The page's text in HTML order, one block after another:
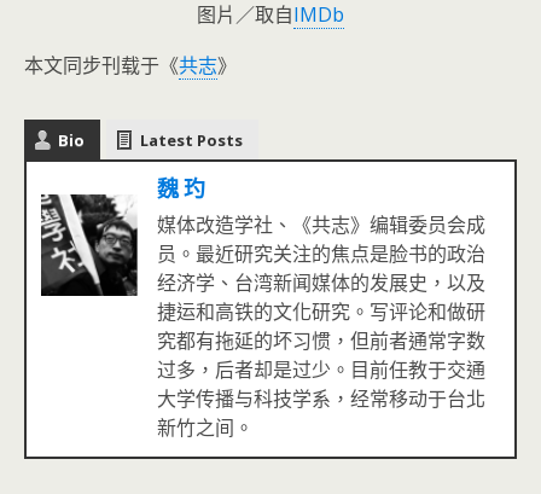
图片／取自IMDb
本文同步刊载于《共志》
Bio Latest Posts
魏 玓
媒体改造学社、《共志》编辑委员会成
员。最近研究关注的焦点是脸书的政治
经济学、台湾新闻媒体的发展史，以及
捷运和高铁的文化研究。写评论和做研
究都有拖延的坏习惯，但前者通常字数
过多，后者却是过少。目前任教于交通
大学传播与科技学系，经常移动于台北
新竹之间。